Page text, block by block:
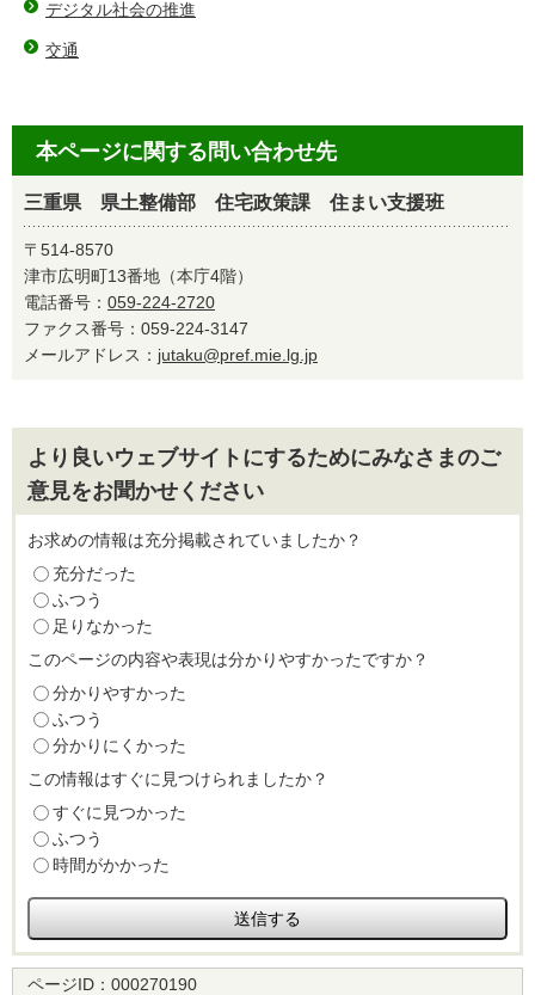
デジタル社会の推進
交通
本ページに関する問い合わせ先
三重県 県土整備部 住宅政策課 住まい支援班
〒514-8570
津市広明町13番地（本庁4階）
電話番号： 059-224-2720
ファクス番号：059-224-3147
メールアドレス： jutaku@pref.mie.lg.jp
より良いウェブサイトにするためにみなさまのご
意見をお聞かせください
お求めの情報は充分掲載されていましたか？
充分だった
ふつう
足りなかった
このページの内容や表現は分かりやすかったですか？
分かりやすかった
ふつう
分かりにくかった
この情報はすぐに見つけられましたか？
すぐに見つかった
ふつう
時間がかかった
ページID： 000270190